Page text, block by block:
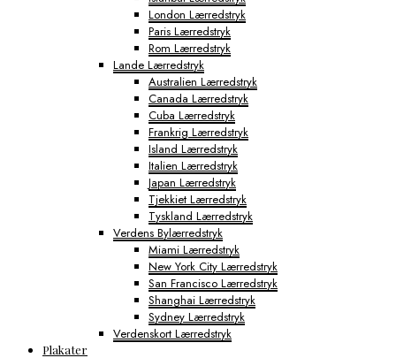
London Lærredstryk
Paris Lærredstryk
Rom Lærredstryk
Lande Lærredstryk
Australien Lærredstryk
Canada Lærredstryk
Cuba Lærredstryk
Frankrig Lærredstryk
Island Lærredstryk
Italien Lærredstryk
Japan Lærredstryk
Tjekkiet Lærredstryk
Tyskland Lærredstryk
Verdens Bylærredstryk
Miami Lærredstryk
New York City Lærredstryk
San Francisco Lærredstryk
Shanghai Lærredstryk
Sydney Lærredstryk
Verdenskort Lærredstryk
Plakater